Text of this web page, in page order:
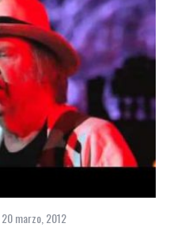
20 marzo, 2012